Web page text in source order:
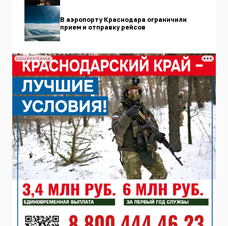
В аэропорту Краснодара ограничили
прием и отправку рейсов
СОЦРЕКЛАМА